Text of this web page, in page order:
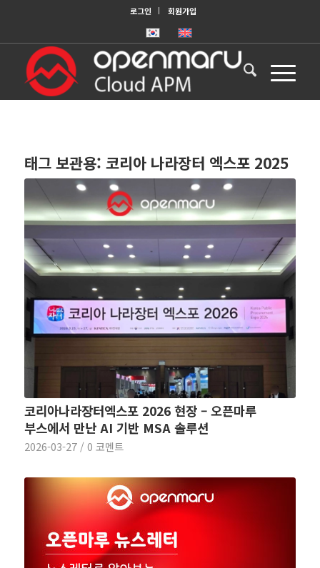
로그인 회원가입
태그 보관용: 코리아 나라장터 엑스포 2025
코리아나라장터엑스포 2026 현장 – 오픈마루
부스에서 만난 AI 기반 MSA 솔루션
2026-03-27 / 0 코멘트